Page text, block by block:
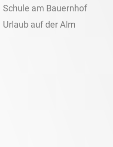
Schule am Bauernhof
Urlaub auf der Alm